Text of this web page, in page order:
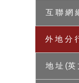
互 聯 網
外 地 分
地 址 (英